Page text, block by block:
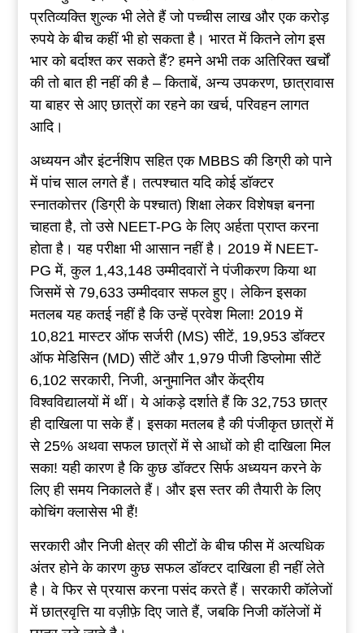
प्रतिव्यक्ति शुल्क भी लेते हैं जो पच्चीस लाख और एक करोड़
रुपये के बीच कहीं भी हो सकता है। भारत में कितने लोग इस
भार को बर्दाश्त कर सकते हैं? हमने अभी तक अतिरिक्त खर्चों
की तो बात ही नहीं की है – किताबें, अन्य उपकरण, छात्रावास
या बाहर से आए छात्रों का रहने का खर्च, परिवहन लागत
आदि।
अध्ययन और इंटर्नशिप सहित एक MBBS की डिग्री को पाने
में पांच साल लगते हैं। तत्पश्चात यदि कोई डॉक्टर
स्नातकोत्तर (डिग्री के पश्चात) शिक्षा लेकर विशेषज्ञ बनना
चाहता है, तो उसे NEET-PG के लिए अर्हता प्राप्त करना
होता है। यह परीक्षा भी आसान नहीं है। 2019 में NEET-
PG में, कुल 1,43,148 उम्मीदवारों ने पंजीकरण किया था
जिसमें से 79,633 उम्मीदवार सफल हुए। लेकिन इसका
मतलब यह कतई नहीं है कि उन्हें प्रवेश मिला! 2019 में
10,821 मास्टर ऑफ सर्जरी (MS) सीटें, 19,953 डॉक्टर
ऑफ मेडिसिन (MD) सीटें और 1,979 पीजी डिप्लोमा सीटें
6,102 सरकारी, निजी, अनुमानित और केंद्रीय
विश्वविद्यालयों में थीं। ये आंकड़े दर्शाते हैं कि 32,753 छात्र
ही दाखिला पा सके हैं। इसका मतलब है की पंजीकृत छात्रों में
से 25% अथवा सफल छात्रों में से आधों को ही दाखिला मिल
सका! यही कारण है कि कुछ डॉक्टर सिर्फ अध्ययन करने के
लिए ही समय निकालते हैं। और इस स्तर की तैयारी के लिए
कोचिंग क्लासेस भी हैं!
सरकारी और निजी क्षेत्र की सीटों के बीच फीस में अत्यधिक
अंतर होने के कारण कुछ सफल डॉक्टर दाखिला ही नहीं लेते
है। वे फिर से प्रयास करना पसंद करते हैं। सरकारी कॉलेजों
में छात्रवृत्ति या वज़ीफ़े दिए जाते हैं, जबकि निजी कॉलेजों में